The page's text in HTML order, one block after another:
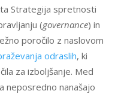
Strategija spretnosti
(governance) in
poročilo z naslovom
odraslih, ki
za izboljšanje. Med
neposredno nanašajo